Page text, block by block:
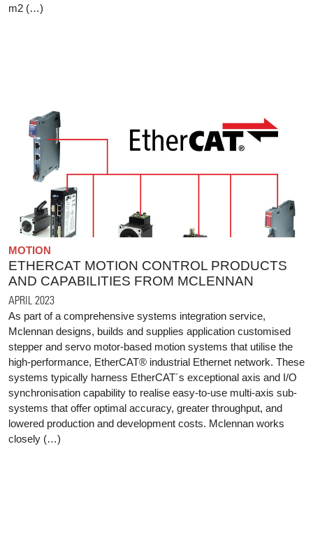
m2 (…)
MOTION
ETHERCAT MOTION CONTROL PRODUCTS
AND CAPABILITIES FROM MCLENNAN
APRIL 2023
As part of a comprehensive systems integration service,
Mclennan designs, builds and supplies application customised
stepper and servo motor-based motion systems that utilise the
high-performance, EtherCAT® industrial Ethernet network. These
systems typically harness EtherCAT´s exceptional axis and I/O
synchronisation capability to realise easy-to-use multi-axis sub-
systems that offer optimal accuracy, greater throughput, and
lowered production and development costs. Mclennan works
closely (…)